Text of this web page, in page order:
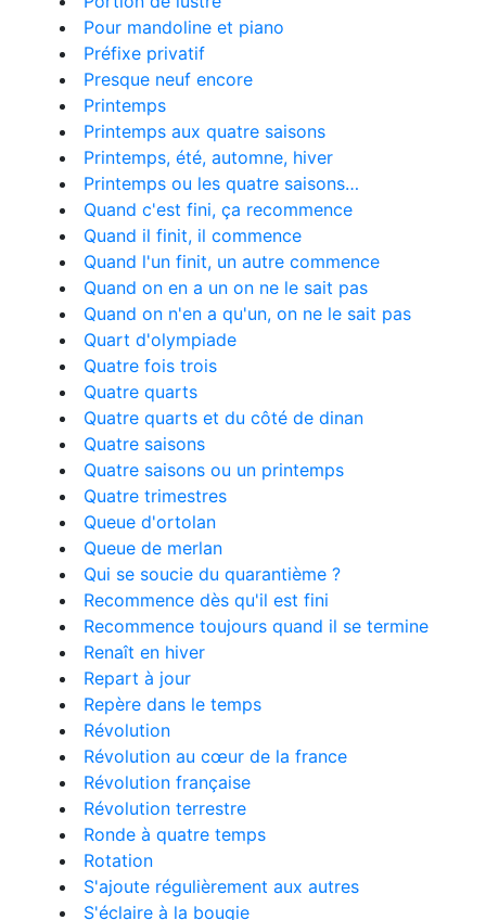
Pour mandoline et piano
Préfixe privatif
Presque neuf encore
Printemps
Printemps aux quatre saisons
Printemps, été, automne, hiver
Printemps ou les quatre saisons…
Quand c'est fini, ça recommence
Quand il finit, il commence
Quand l'un finit, un autre commence
Quand on en a un on ne le sait pas
Quand on n'en a qu'un, on ne le sait pas
Quart d'olympiade
Quatre fois trois
Quatre quarts
Quatre quarts et du côté de dinan
Quatre saisons
Quatre saisons ou un printemps
Quatre trimestres
Queue d'ortolan
Queue de merlan
Qui se soucie du quarantième ?
Recommence dès qu'il est fini
Recommence toujours quand il se termine
Renaît en hiver
Repart à jour
Repère dans le temps
Révolution
Révolution au cœur de la france
Révolution française
Révolution terrestre
Ronde à quatre temps
Rotation
S'ajoute régulièrement aux autres
S'éclaire à la bougie